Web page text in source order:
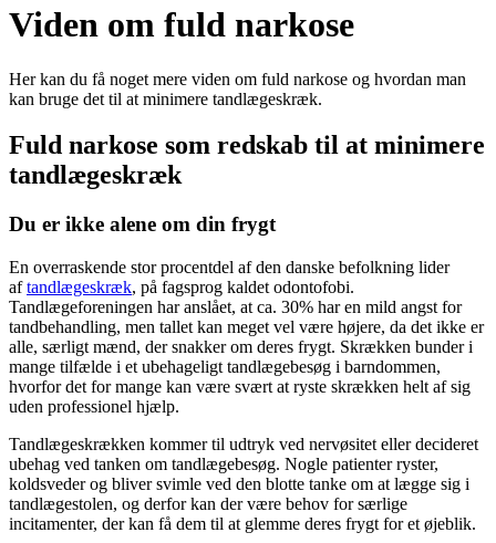
Viden om fuld narkose
Her kan du få noget mere viden om fuld narkose og hvordan man
kan bruge det til at minimere tandlægeskræk.
Fuld narkose som redskab til at minimere
tandlægeskræk
Du er ikke alene om din frygt
En overraskende stor procentdel af den danske befolkning lider
aftandlægeskræk, på fagsprog kaldet odontofobi.
Tandlægeforeningen har anslået, at ca. 30% har en mild angst for
tandbehandling, men tallet kan meget vel være højere, da det ikke er
alle, særligt mænd, der snakker om deres frygt. Skrækken bunder i
mange tilfælde i et ubehageligt tandlægebesøg i barndommen,
hvorfor det for mange kan være svært at ryste skrækken helt af sig
uden professionel hjælp.
Tandlægeskrækken kommer til udtryk ved nervøsitet eller decideret
ubehag ved tanken om tandlægebesøg. Nogle patienter ryster,
koldsveder og bliver svimle ved den blotte tanke om at lægge sig i
tandlægestolen, og derfor kan der være behov for særlige
incitamenter, der kan få dem til at glemme deres frygt for et øjeblik.